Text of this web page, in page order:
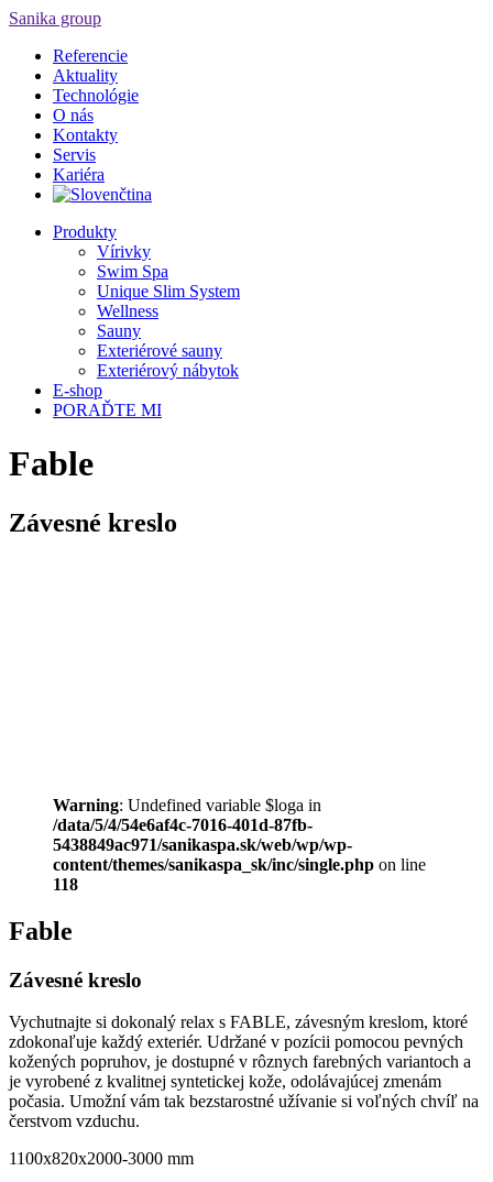
Sanika group
Referencie
Aktuality
Technológie
O nás
Kontakty
Servis
Kariéra
Produkty
Vírivky
Swim Spa
Unique Slim System
Wellness
Sauny
Exteriérové sauny
Exteriérový nábytok
E-shop
PORAĎTE MI
Fable
Závesné kreslo
Warning: Undefined variable $loga in
/data/5/4/54e6af4c-7016-401d-87fb-
5438849ac971/sanikaspa.sk/web/wp/wp-
content/themes/sanikaspa_sk/inc/single.php on line
118
Fable
Závesné kreslo
Vychutnajte si dokonalý relax s FABLE, závesným kreslom, ktoré
zdokonaľuje každý exteriér. Udržané v pozícii pomocou pevných
kožených popruhov, je dostupné v rôznych farebných variantoch a
je vyrobené z kvalitnej syntetickej kože, odolávajúcej zmenám
počasia. Umožní vám tak bezstarostné užívanie si voľných chvíľ na
čerstvom vzduchu.
1100x820x2000-3000 mm